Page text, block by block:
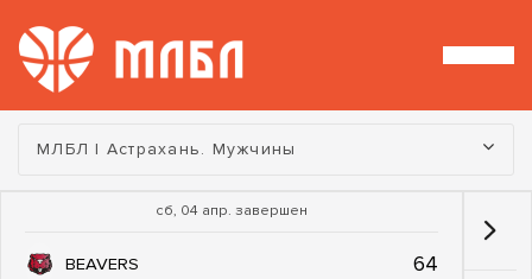
Турнир:
МЛБЛ | Астрахань. Мужчины
сб, 04 апр. завершен
BEAVERS 64